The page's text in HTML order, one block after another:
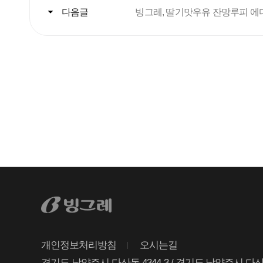
다음글 빙그레, 딸기맛우유 잔망루피 에
개인정보처리방침
오시는길